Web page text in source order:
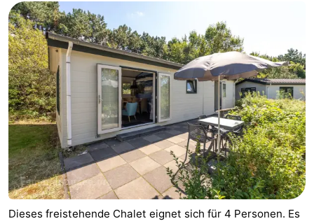
Dieses freistehende Chalet eignet sich für 4 Personen. Es